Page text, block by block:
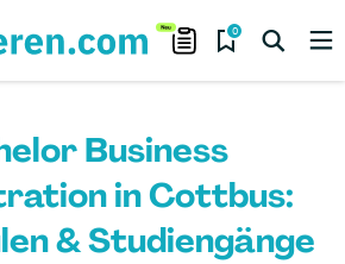
0
Business
in Cottbus:
& Studiengänge